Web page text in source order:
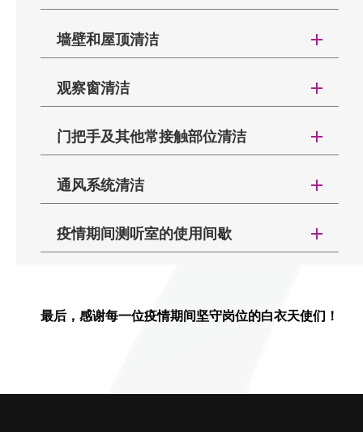
对于铺设地毯的测听室或测听间来说，定期通过
真空清洁将大大延长地毯的使用寿命。如果地毯变得
非常脏，可以按照特定的产品使用说明，使用专业的
地毯清洗剂对其进行清洗。
墙壁和屋顶清洁
为了确保持续的性能，应该每年至少对面板进行
●固定是否到位
万一必须从空域或穿孔的金属上清除碎屑，建议
观察窗清洁
如果发现玻璃破裂并需要更换，请联系IAC声
门把手及其他常接触部位清洁
外测听室中的座椅，桌面，照明与空调开关等也需要
通风系统清洁
统的定期清洁十分的重视，建议按照医院规定定期对
疫情期间测听室的使用间歇
国卫生防疫部门通过研究制定出了一套有效的规则，
最后，感谢每一位疫情期间坚守岗位的白衣天使们！